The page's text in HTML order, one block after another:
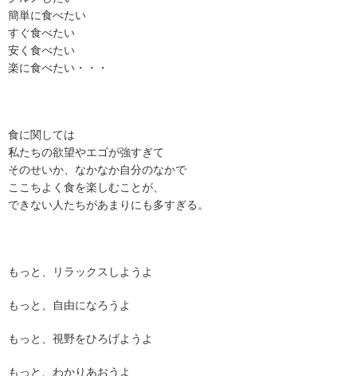
簡単に食べたい
すぐ食べたい
安く食べたい
楽に食べたい・・・
食に関しては
私たちの欲望やエゴが強すぎて
そのせいか、なかなか自分のなかで
ここちよく食を楽しむことが、
できない人たちがあまりにも多すぎる。
もっと、リラックスしようよ
もっと、自由になろうよ
もっと、視野をひろげようよ
もっと、わかりあおうよ